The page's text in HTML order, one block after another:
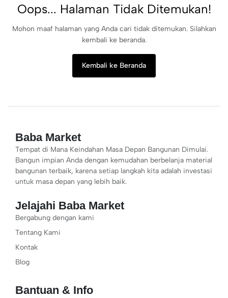
Oops... Halaman Tidak Ditemukan!
Mohon maaf halaman yang Anda cari tidak ditemukan. Silahkan
kembali ke beranda.
Kembali ke Beranda
Baba Market
Tempat di Mana Keindahan Masa Depan Bangunan Dimulai.
Bangun impian Anda dengan kemudahan berbelanja material
bangunan terbaik, karena setiap langkah kita adalah investasi
untuk masa depan yang lebih baik.
Jelajahi Baba Market
Bergabung dengan kami
Tentang Kami
Kontak
Blog
Bantuan & Info